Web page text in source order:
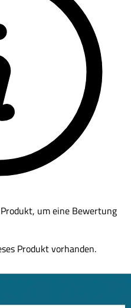
um eine Bewertung
Produkt vorhanden.